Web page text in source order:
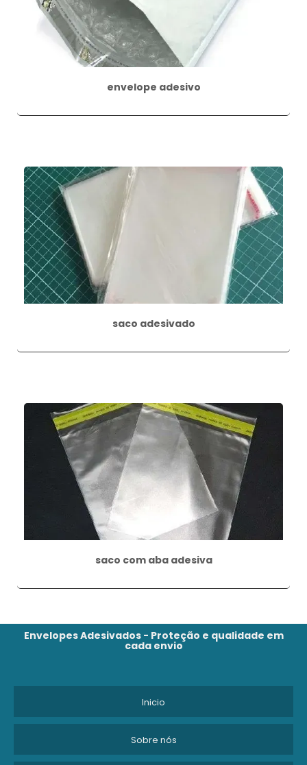
envelope adesivo
saco adesivado
saco com aba adesiva
Envelopes Adesivados - Proteção e qualidade em
cada envio
Inicio
Sobre nós